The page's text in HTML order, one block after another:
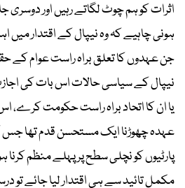
اثرات کو ہم چوٹ لگاتے رہیں اور
ہونی چاہیے کہ وہ نیپال کے اقتدار میں
جن عہدوں کا تعلق براہ راست عوام کے
نیپال کے سیاسی حالات اس بات کی
یا ان کا اتحاد براہ راست حکومت کرے،
عہدہ چھوڑنا ایک مستحسن قدم تھا
پارٹیوں کو نچلی سطح پر پہلے منظم
مکمل تائید سے ہی اقتدار لیا جائے